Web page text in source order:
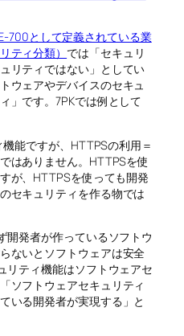
700として定義されている業
ティ分類） では「セキュリ
リティではない」としてい
ウェアやデバイスのセキュ
」です。7PKでは例として
能ですが、HTTPSの利用＝
はありません。HTTPSを使
が、HTTPSを使っても開発
セキュリティを作る物では
開発者が作っているソフトウ
ないとソフトウェアは安全
リティ機能はソフトウェアセ
ソフトウェアセキュリティ
いる開発者が実現する」と